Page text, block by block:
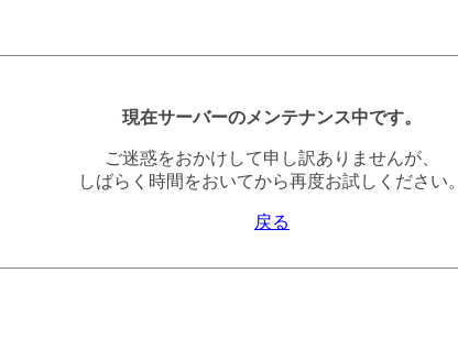
現在サーバーのメンテナンス中です。
ご迷惑をおかけして申し訳ありませんが、
しばらく時間をおいてから再度お試しください。
戻る